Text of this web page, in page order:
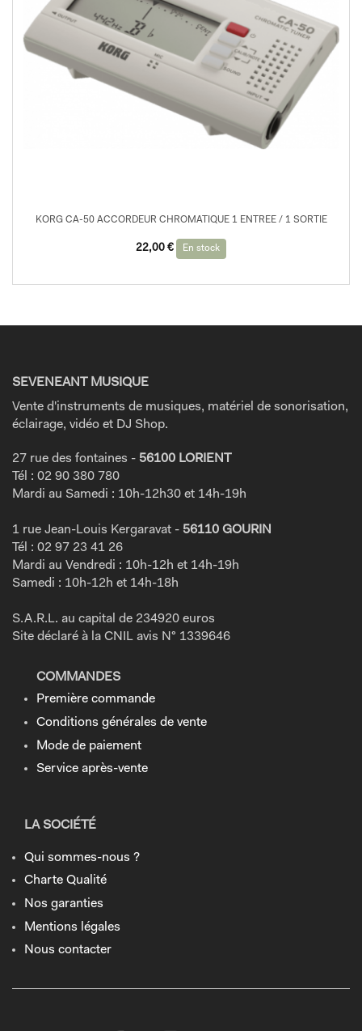
KORG CA-50 ACCORDEUR CHROMATIQUE 1 ENTREE / 1 SORTIE
22,00 € En stock
SEVENEANT MUSIQUE
Vente d'instruments de musiques, matériel de sonorisation,
éclairage, vidéo et DJ Shop.
27 rue des fontaines - 56100 LORIENT
Tél : 02 90 380 780
Mardi au Samedi : 10h-12h30 et 14h-19h
1 rue Jean-Louis Kergaravat - 56110 GOURIN
Tél : 02 97 23 41 26
Mardi au Vendredi : 10h-12h et 14h-19h
Samedi : 10h-12h et 14h-18h
S.A.R.L. au capital de 234920 euros
Site déclaré à la CNIL avis N° 1339646
COMMANDES
Première commande
Conditions générales de vente
Mode de paiement
Service après-vente
LA SOCIÉTÉ
Qui sommes-nous ?
Charte Qualité
Nos garanties
Mentions légales
Nous contacter